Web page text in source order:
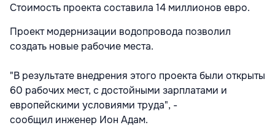
Стоимость проекта составила 14 миллионов евро.
Проект модернизации водопровода позволил
создать новые рабочие места.
"В результате внедрения этого проекта были открыты
60 рабочих мест, с достойными зарплатами и
европейскими условиями труда", -
сообщил инженер Ион Адам.